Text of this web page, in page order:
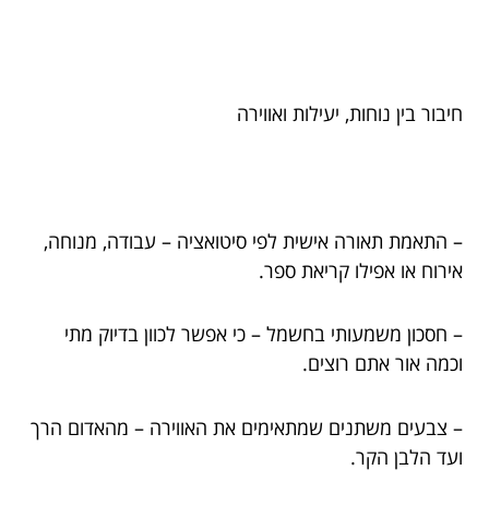
חיבור בין נוחות, יעילות ואווירה
– התאמת תאורה אישית לפי סיטואציה – עבודה, מנוחה,
אירוח או אפילו קריאת ספר.
– חסכון משמעותי בחשמל – כי אפשר לכוון בדיוק מתי
וכמה אור אתם רוצים.
– צבעים משתנים שמתאימים את האווירה – מהאדום הרך
ועד הלבן הקר.